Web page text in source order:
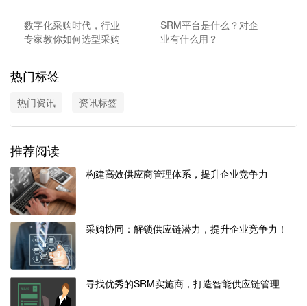
数字化采购时代，行业
专家教你如何选型采购
SRM平台是什么？对企
业有什么用？
热门标签
热门资讯 资讯标签
推荐阅读
构建高效供应商管理体系，提升企业竞争力
采购协同：解锁供应链潜力，提升企业竞争力！
寻找优秀的SRM实施商，打造智能供应链管理